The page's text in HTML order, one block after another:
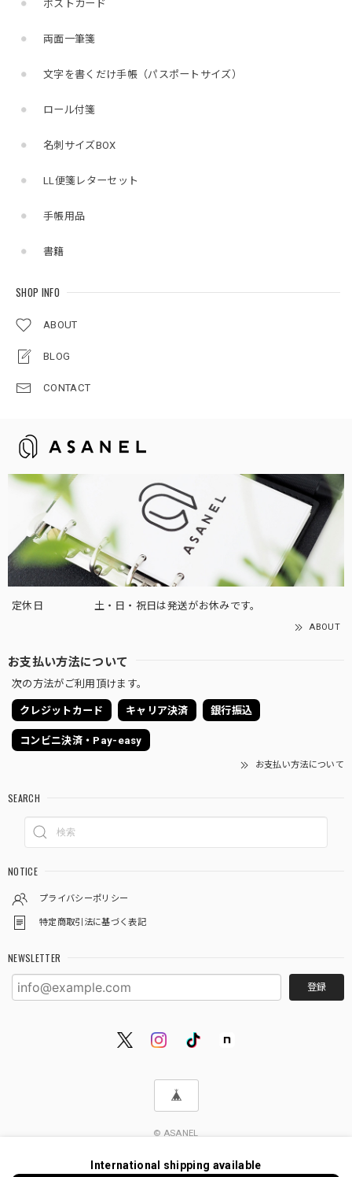
ポストカード
両面一筆箋
文字を書くだけ手帳（パスポートサイズ）
ロール付箋
名刺サイズBOX
LL便箋レターセット
手帳用品
書籍
SHOP INFO
ABOUT
BLOG
CONTACT
定休日 土・日・祝日は発送がお休みです。
ABOUT
お支払い方法について
次の方法がご利用頂けます。
クレジットカード キャリア決済 銀行振込
コンビニ決済・Pay-easy
お支払い方法について
SEARCH
NOTICE
プライバシーポリシー
特定商取引法に基づく表記
NEWSLETTER
登録
© ASANEL
International shipping available